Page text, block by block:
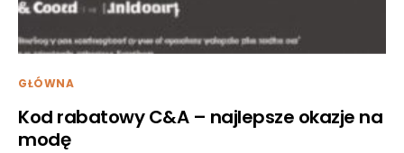
GŁÓWNA
Kod rabatowy C&A – najlepsze okazje na
modę